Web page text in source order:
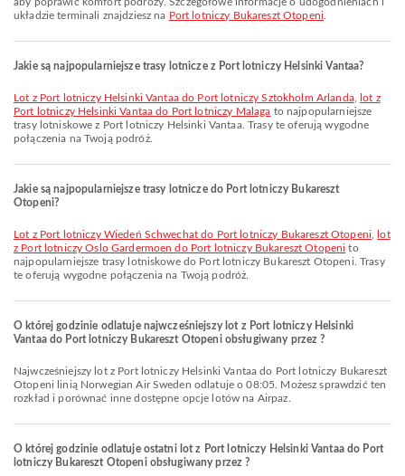
układzie terminali znajdziesz na Port lotniczy Bukareszt Otopeni
Jakie są najpopularniejsze trasy lotnicze z Port lotniczy Helsinki Vantaa?
lot z Port lotniczy Helsinki Vantaa do Port lotniczy Sztokholm Arlanda,
lot z
Port lotniczy Helsinki Vantaa do Port lotniczy Malaga to najpopularniejsze
trasy lotniskowe z Port lotniczy Helsinki Vantaa. Trasy te oferują wygodne
połączenia na Twoją podróż.
Jakie są najpopularniejsze trasy lotnicze do Port lotniczy Bukareszt
Otopeni?
lot z Port lotniczy Wiedeń Schwechat do Port lotniczy Bukareszt Otopeni
lot
z Port lotniczy Oslo Gardermoen do Port lotniczy Bukareszt Otopeni to
najpopularniejsze trasy lotniskowe do Port lotniczy Bukareszt Otopeni. Trasy
te oferują wygodne połączenia na Twoją podróż.
O której godzinie odlatuje najwcześniejszy lot z Port lotniczy Helsinki
Vantaa do Port lotniczy Bukareszt Otopeni obsługiwany przez ?
Najwcześniejszy lot z Port lotniczy Helsinki Vantaa do Port lotniczy Bukareszt
Otopeni linią Norwegian Air Sweden odlatuje o 08:05. Możesz sprawdzić ten
rozkład i porównać inne dostępne opcje lotów na Airpaz.
O której godzinie odlatuje ostatni lot z Port lotniczy Helsinki Vantaa do Port
lotniczy Bukareszt Otopeni obsługiwany przez ?